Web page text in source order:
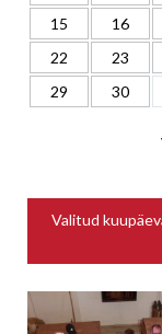
15
16
22
23
29
30
Valitud